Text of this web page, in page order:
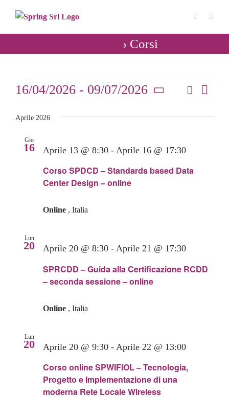
contenuto
› Corsi
Eventi
Eventi
Ricerca
viste
Cerca
Lista
16/04/2026 - 09/07/2026
la
Aprile 2026
Gio
16
Corso SPDCD – Standards based Data
Center Design – online
Aprile 13 @ 8:30 - Aprile 16 @ 17:30
Online , Italia
Lun
20
SPRCDD – Guida alla Certificazione RCDD
– seconda sessione – online
Aprile 20 @ 8:30 - Aprile 21 @ 17:30
Online , Italia
Lun
20
Corso online SPWIFIOL – Tecnologia,
Progetto e Implementazione di una
moderna Rete Locale Wireless
Aprile 20 @ 9:30 - Aprile 22 @ 13:00